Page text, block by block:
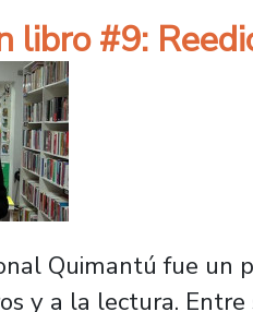
libro #9:
Quimantú fue un
y a la lectura.